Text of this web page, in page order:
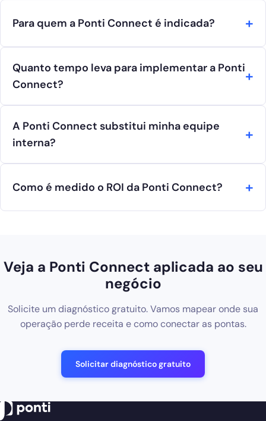
Para quem a Ponti Connect é indicada?
Quanto tempo leva para implementar a Ponti
Connect?
A Ponti Connect substitui minha equipe
interna?
Como é medido o ROI da Ponti Connect?
Veja a Ponti Connect aplicada ao seu
negócio
Solicite um diagnóstico gratuito. Vamos mapear onde sua
operação perde receita e como conectar as pontas.
Solicitar diagnóstico gratuito